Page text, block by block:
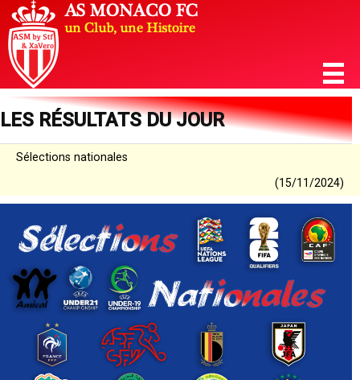
LES RÉSULTATS DU JOUR
Sélections nationales
(15/11/2024)